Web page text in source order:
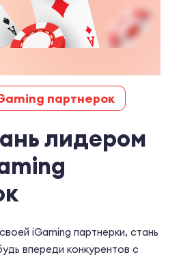
партнерок
лидером
iGaming партнерки, стань
впереди конкурентов с